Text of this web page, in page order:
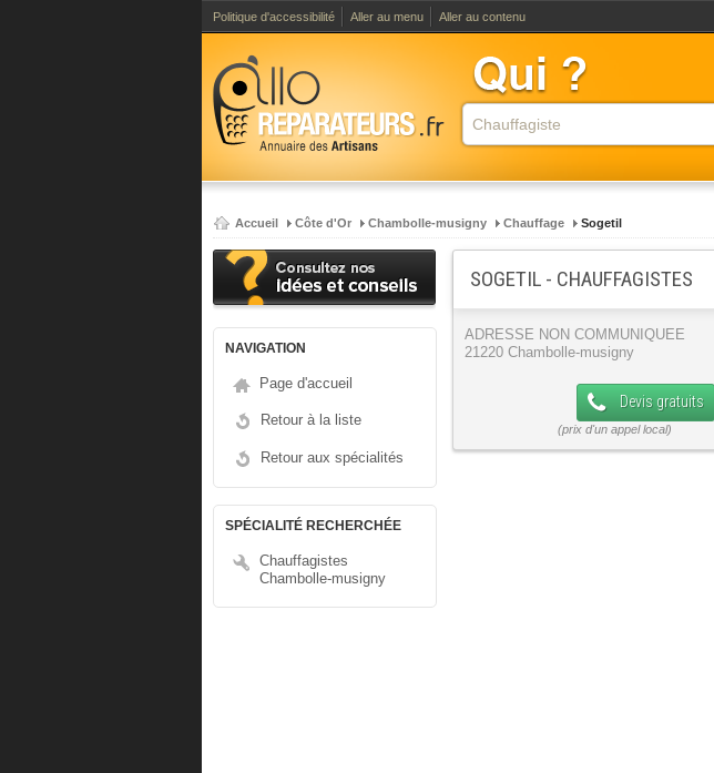
Politique d'accessibilité Aller au menu Aller au contenu
Accueil Côte d'Or Chambolle-musigny Chauffage Sogetil
NAVIGATION
Page d'accueil
Retour à la liste
Retour aux spécialités
SPÉCIALITÉ RECHERCHÉE
Chauffagistes
Chambolle-musigny
SOGETIL - CHAUFFAGISTES
ADRESSE NON COMMUNIQUEE
21220 Chambolle-musigny
Devis gratuits